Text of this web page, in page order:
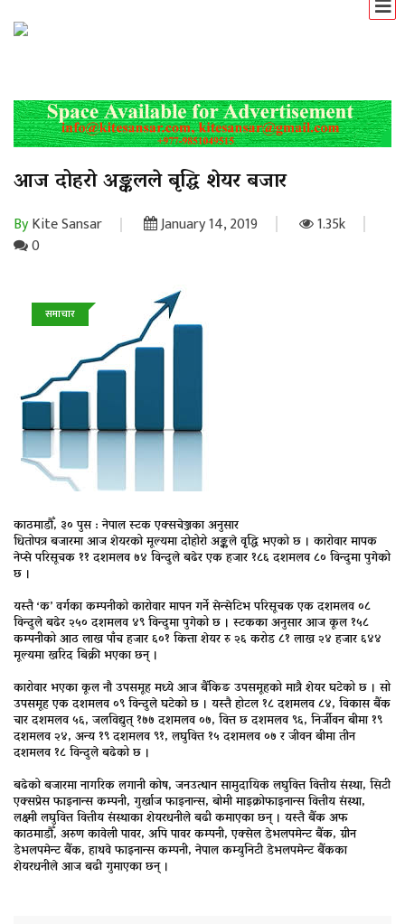
आज दोहरो अङ्कलले बृद्धि शेयर बजार
ByKite Sansar January 14, 2019
1.35k
0
समाचार
काठमाडौँ, ३० पुस : नेपाल स्टक एक्सचेञ्जका अनुसार
धितोपत्र बजारमा आज शेयरको मूल्यमा दोहोरो अङ्कले वृद्धि भएको छ । कारोवार मापक
नेप्से परिसूचक ११ दशमलव ७४ विन्दुले बढेर एक हजार १८६ दशमलव ८० विन्दुमा पुगेको
छ ।
यस्तै ‘क’ वर्गका कम्पनीको कारोवार मापन गर्ने सेन्सेटिभ परिसूचक एक दशमलव ०८
विन्दुले बढेर २५० दशमलव ४९ विन्दुमा पुगेको छ । स्टकका अनुसार आज कूल १५८
कम्पनीको आठ लाख पाँच हजार ६०१ कित्ता शेयर रु २६ करोड ८१ लाख २४ हजार ६४४
मूल्यमा खरिद बिक्री भएका छन् ।
कारोवार भएका कूल नौ उपसमूह मध्ये आज बैंकिङ उपसमूहको मात्रै शेयर घटेको छ । सो
उपसमूह एक दशमलव ०९ विन्दुले घटेको छ । यस्तै होटल १८ दशमलव ८४, विकास बैंक
चार दशमलव ५६, जलविद्युत् १७७ दशमलव ०७, वित्त छ दशमलव ९६, निर्जीवन बीमा १९
दशमलव २४, अन्य १९ दशमलव ९१, लघुवित्त १५ दशमलव ०७ र जीवन बीमा तीन
दशमलव १८ विन्दुले बढेको छ ।
बढेको बजारमा नागरिक लगानी कोष, जनउत्थान सामुदायिक लघुवित्त वित्तीय संस्था, सिटी
एक्सप्रेस फाइनान्स कम्पनी, गुर्खाज फाइनान्स, बोमी माइक्रोफाइनान्स वित्तीय संस्था,
लक्ष्मी लघुवित्त वित्तीय संस्थाका शेयरधनीले बढी कमाएका छन् । यस्तै बैंक अफ
काठमाडौँ, अरुण कावेली पावर, अपि पावर कम्पनी, एक्सेल डेभलपमेन्ट बैंक, ग्रीन
डेभलपमेन्ट बैंक, हाथवे फाइनान्स कम्पनी, नेपाल कम्युनिटी डेभलपमेन्ट बैंकका
शेयरधनीले आज बढी गुमाएका छन् ।